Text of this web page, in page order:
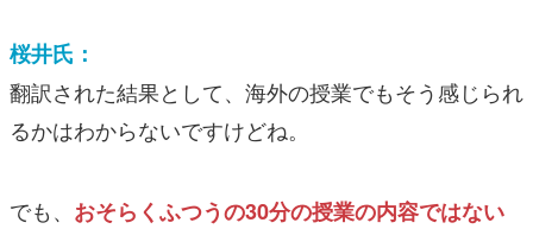
桜井氏：
翻訳された結果として、海外の授業でもそう感じられ
るかはわからないですけどね。
でも、 おそらくふつうの30分の授業の内容ではない